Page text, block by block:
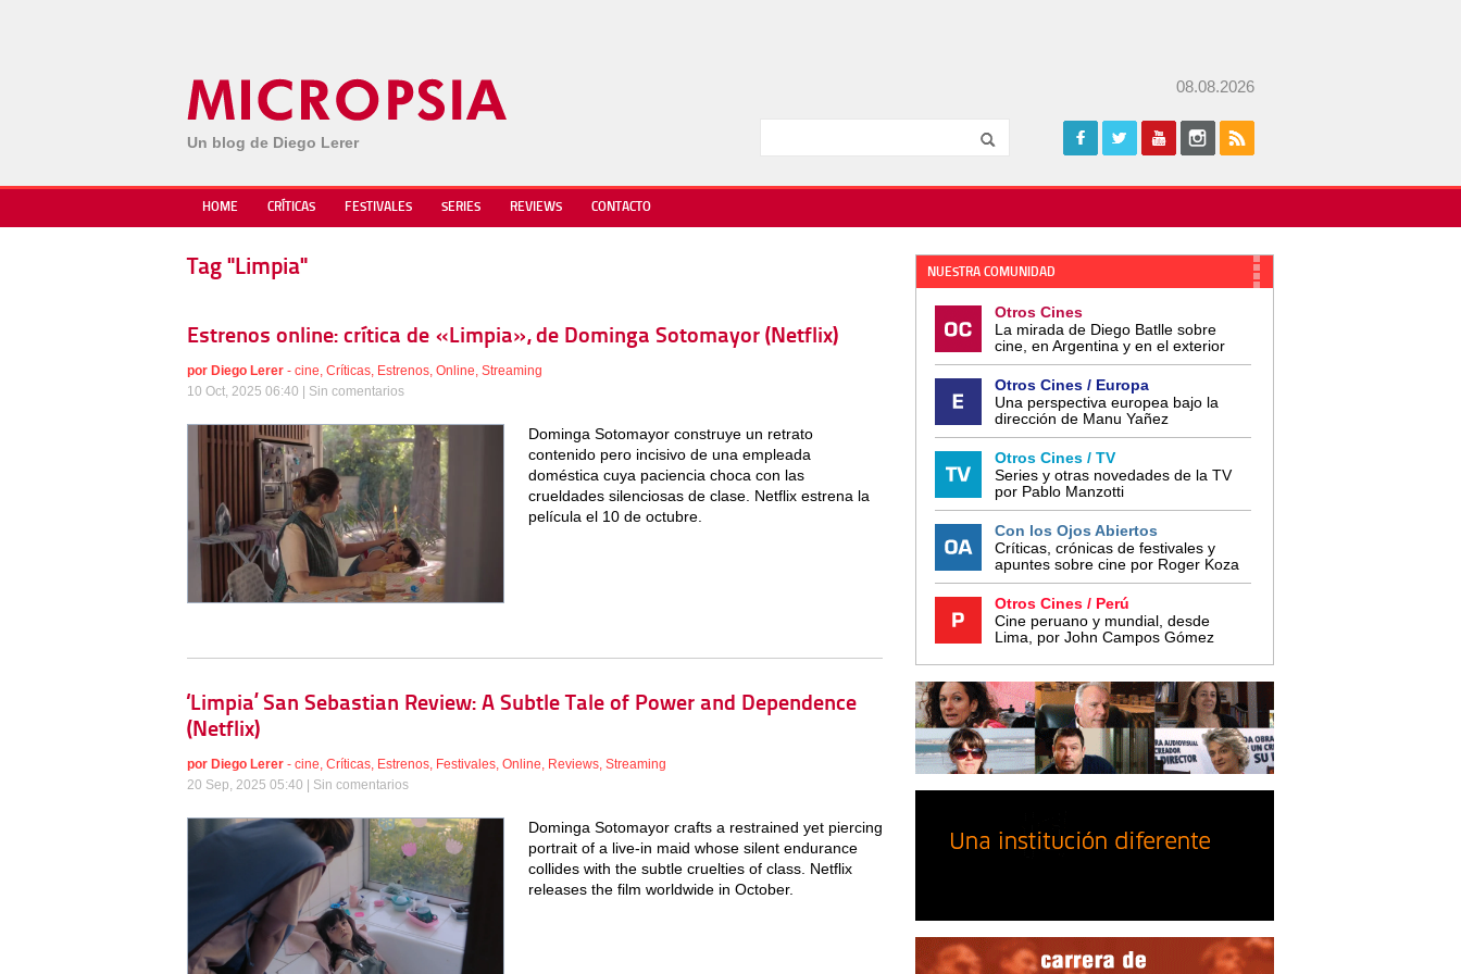
Un blog de Diego Lerer
08.08.2026
HOME CRÍTICAS FESTIVALES SERIES REVIEWS CONTACTO
Tag "Limpia"
Estrenos online: crítica de «Limpia», de Dominga Sotomayor (Netflix)
por Diego Lerer - cine, Críticas, Estrenos, Online, Streaming
10 Oct, 2025 06:40 | Sin comentarios
Dominga Sotomayor construye un retrato
contenido pero incisivo de una empleada
doméstica cuya paciencia choca con las
crueldades silenciosas de clase. Netflix estrena la
película el 10 de octubre.
‘Limpia’ San Sebastian Review: A Subtle Tale of Power and Dependence
(Netflix)
por Diego Lerer - cine, Críticas, Estrenos, Festivales, Online, Reviews, Streaming
20 Sep, 2025 05:40 | Sin comentarios
Dominga Sotomayor crafts a restrained yet piercing
portrait of a live-in maid whose silent endurance
collides with the subtle cruelties of class. Netflix
releases the film worldwide in October.
NUESTRA COMUNIDAD
Otros Cines
La mirada de Diego Batlle sobre
cine, en Argentina y en el exterior
Otros Cines / Europa
Una perspectiva europea bajo la
dirección de Manu Yañez
Otros Cines / TV
Series y otras novedades de la TV
por Pablo Manzotti
Con los Ojos Abiertos
Críticas, crónicas de festivales y
apuntes sobre cine por Roger Koza
Otros Cines / Perú
Cine peruano y mundial, desde
Lima, por John Campos Gómez